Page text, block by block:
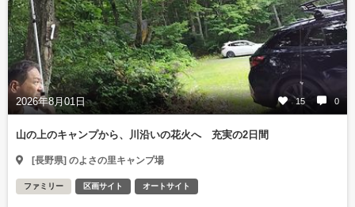
2026年8月01日 15 0
山の上のキャンプから、川沿いの花火へ 充実の2日間
[長野県] のよさの里キャンプ場
ファミリー 区画サイト オートサイト